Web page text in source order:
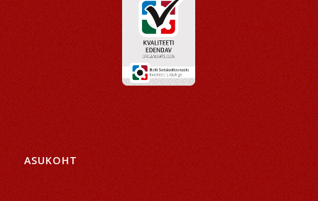
ASUKOHT